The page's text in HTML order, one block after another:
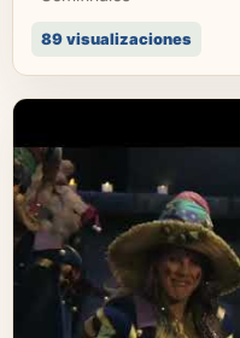
89 visualizaciones